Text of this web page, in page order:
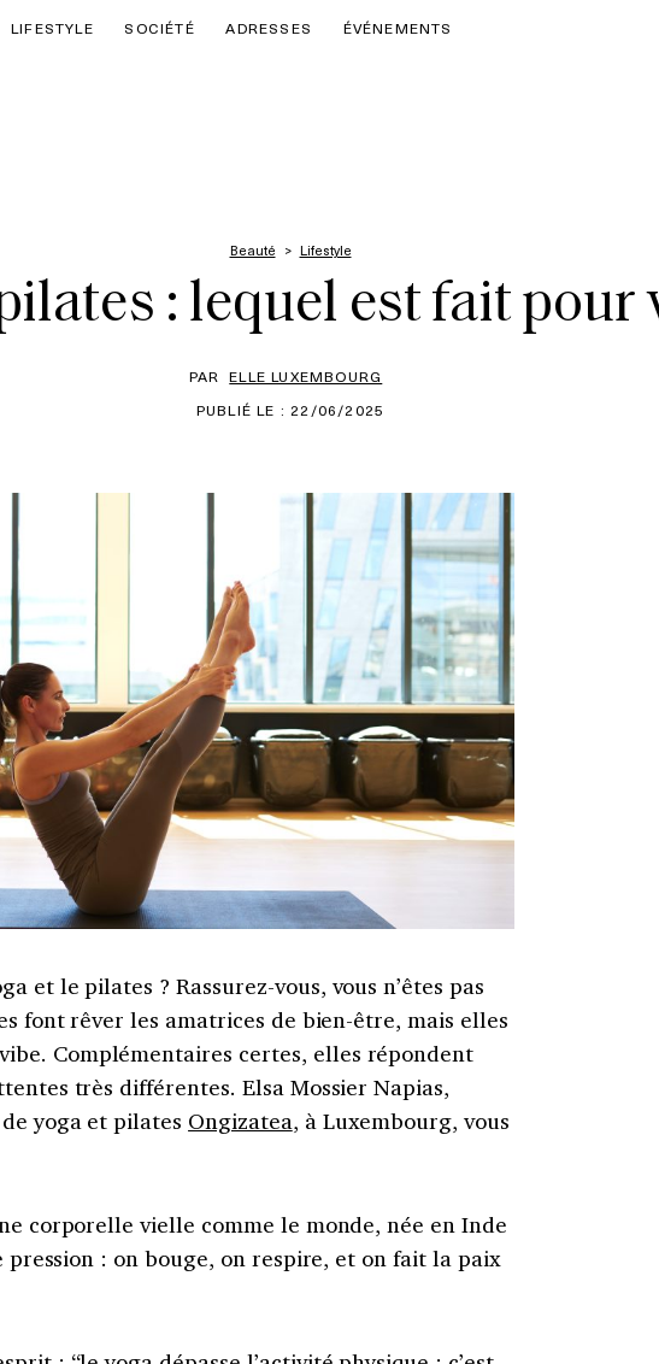
LIFESTYLE SOCIÉTÉ ADRESSES ÉVÉNEMENTS
Beauté Lifestyle
: lequel est fait pour
PAR ELLE LUXEMBOURG
PUBLIÉ LE : 22/06/2025
et le pilates ? Rassurez-vous, vous n’êtes pas
font rêver les amatrices de bien-être, mais elles
Complémentaires certes, elles répondent
très différentes. Elsa Mossier Napias,
yoga et pilates Ongizatea, à Luxembourg, vous
corporelle vielle comme le monde, née en Inde
: on bouge, on respire, et on fait la paix